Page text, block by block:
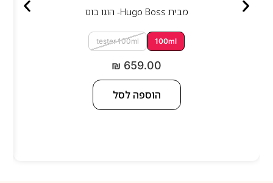
מבית Hugo Boss- הוגו בוס
100ml
tester 100ml
₪ 659.00
הוספה לסל